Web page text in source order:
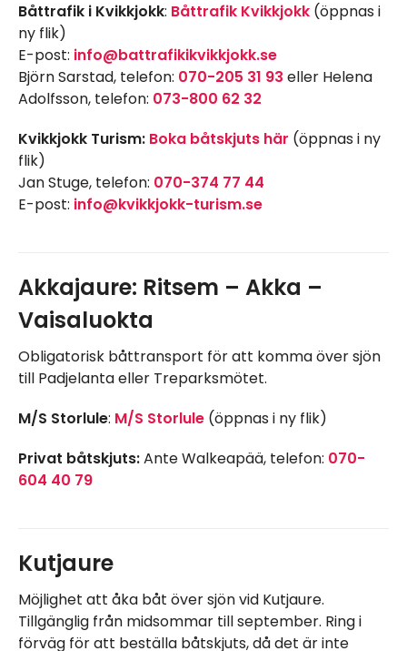
Båttrafik i Kvikkjokk: Båttrafik Kvikkjokk (öppnas i
ny flik)
E-post: info@battrafikikvikkjokk.se
Björn Sarstad, telefon: 070-205 31 93 eller Helena
Adolfsson, telefon: 073-800 62 32
Kvikkjokk Turism: Boka båtskjuts här (öppnas i ny
flik)
Jan Stuge, telefon: 070-374 77 44
E-post: info@kvikkjokk-turism.se
Akkajaure: Ritsem – Akka –
Vaisaluokta
Obligatorisk båttransport för att komma över sjön
till Padjelanta eller Treparksmötet.
M/S Storlule: M/S Storlule (öppnas i ny flik)
Privat båtskjuts:Ante Walkeapää, telefon: 070-
604 40 79
Kutjaure
Möjlighet att åka båt över sjön vid Kutjaure.
Tillgänglig från midsommar till september. Ring i
förväg för att beställa båtskjuts, då det är inte